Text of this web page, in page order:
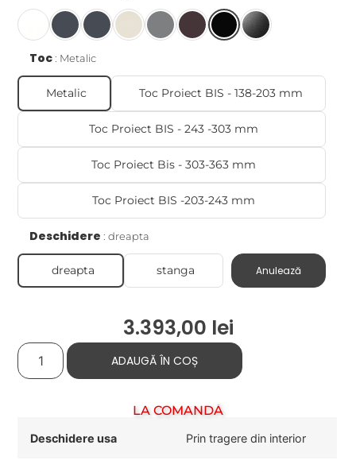
Toc Metalic
Metalic Toc Proiect BIS - 138-203 mm
Toc Proiect BIS - 243 -303 mm
Toc Proiect Bis - 303-363 mm
Toc Proiect BIS -203-243 mm
Deschidere dreapta
dreapta stanga Anulează
3.393,00 lei
ADAUGĂ ÎN COȘ
LA COMANDĂ
Deschidere usa Prin tragere din interior